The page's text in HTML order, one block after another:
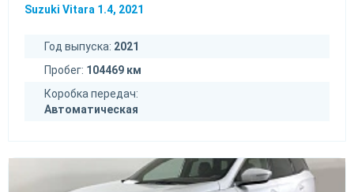
Suzuki Vitara 1.4, 2021
Год выпуска: 2021
Пробег: 104469 км
Коробка передач:
Автоматическая